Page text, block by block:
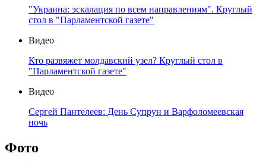
"Украина: эскалация по всем направлениям". Круглый
стол в "Парламентской газете"
Видео
Кто развяжет молдавский узел? Круглый стол в
"Парламентской газете"
Видео
Сергей Пантелеев: День Супрун и Варфоломеевская
ночь
Фото